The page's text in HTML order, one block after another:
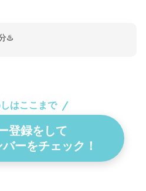
♨️
はここまで
登録をして
ーをチェック！